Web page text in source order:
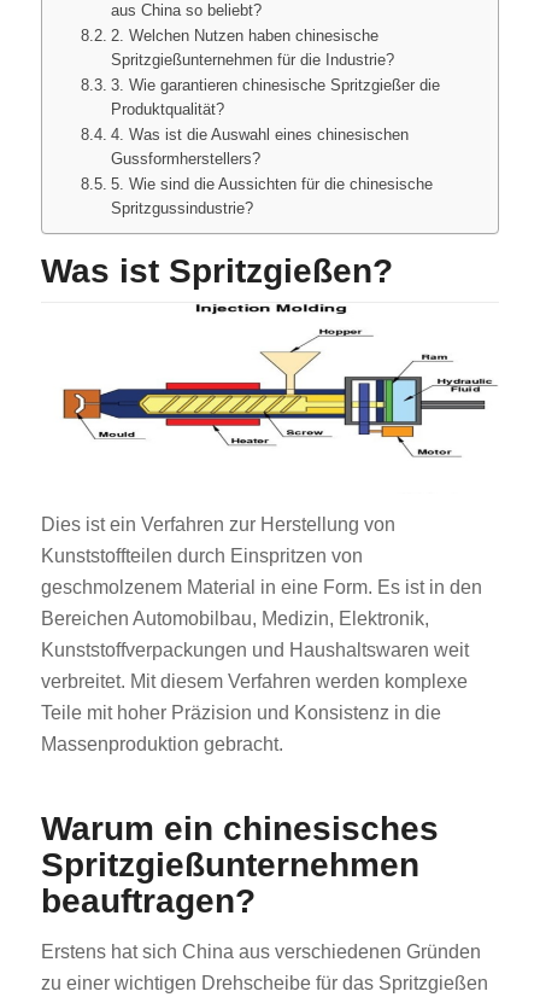
aus China so beliebt?
2. Welchen Nutzen haben chinesische
Spritzgießunternehmen für die Industrie?
3. Wie garantieren chinesische Spritzgießer die
Produktqualität?
4. Was ist die Auswahl eines chinesischen
Gussformherstellers?
5. Wie sind die Aussichten für die chinesische
Spritzgussindustrie?
Was ist Spritzgießen?
Dies ist ein Verfahren zur Herstellung von
Kunststoffteilen durch Einspritzen von
geschmolzenem Material in eine Form. Es ist in den
Bereichen Automobilbau, Medizin, Elektronik,
Kunststoffverpackungen und Haushaltswaren weit
verbreitet. Mit diesem Verfahren werden komplexe
Teile mit hoher Präzision und Konsistenz in die
Massenproduktion gebracht.
Warum ein chinesisches
Spritzgießunternehmen
beauftragen?
Erstens hat sich China aus verschiedenen Gründen
zu einer wichtigen Drehscheibe für das Spritzgießen